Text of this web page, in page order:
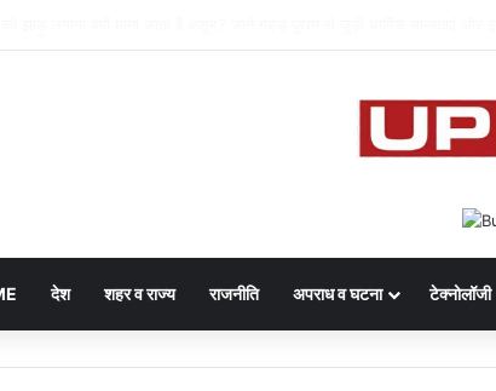
देश शहर व राज्य राजनीति अपराध व घटना टेक्नोलॉजी